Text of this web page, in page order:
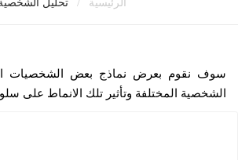
الرئيسية تحليل
سوف نقوم بعرض نماذج بعض الشخصيات
الشخصية المختلفة وتأثير تلك الانماط على